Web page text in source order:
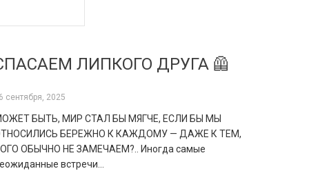
ЛИПКОГО ДРУГА 🦺
сентября, 2025
БЫТЬ, МИР СТАЛ БЫ МЯГЧЕ, ЕСЛИ БЫ МЫ
БЕРЕЖНО К КАЖДОМУ — ДАЖЕ К ТЕМ,
ОБЫЧНО НЕ ЗАМЕЧАЕМ?.. Иногда самые
встречи…